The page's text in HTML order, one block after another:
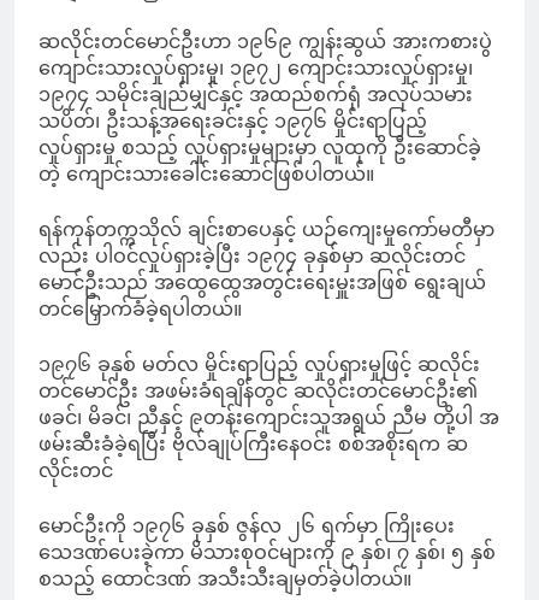
ဆလိုင်းတင်မောင်ဦးဟာ ၁၉၆၉ ကျွန်းဆွယ် အားကစားပွဲ
ကျောင်းသားလှုပ်ရှားမှု၊ ၁၉၇၂ ကျောင်းသားလှုပ်ရှားမှု၊
၁၉၇၄ သမိုင်းချည်မျှင်နှင့် အထည်စက်ရုံ အလုပ်သမား
သပိတ်၊ ဦးသန့်အရေးခင်းနှင့် ၁၉၇၆ မှိုင်းရာပြည့်
လှုပ်ရှားမှု စသည့် လှုပ်ရှားမှုများမှာ လူထုကို ဦးဆောင်ခဲ့
တဲ့ ကျောင်းသားခေါင်းဆောင်ဖြစ်ပါတယ်။
ရန်ကုန်တက္ကသိုလ် ချင်းစာပေနှင့် ယဉ်ကျေးမှုကော်မတီမှာ
လည်း ပါဝင်လှုပ်ရှားခဲ့ပြီး ၁၉၇၄ ခုနှစ်မှာ ဆလိုင်းတင်
မောင်ဦးသည် အထွေထွေအတွင်းရေးမှူးအဖြစ် ရွေးချယ်
တင်‌မြှောက်ခံခဲ့ရပါတယ်။
၁၉၇၆ ခုနှစ် မတ်လ မှိုင်းရာပြည့် လှုပ်ရှားမှုဖြင့် ဆလိုင်း
တင်မောင်ဦး အဖမ်းခံရချိန်တွင် ဆလိုင်းတင်မောင်ဦး၏
ဖခင်၊ မိခင်၊ ညီနှင့် ၉တန်းကျောင်းသူအရွယ် ညီမ တို့ပါ အ
ဖမ်းဆီးခံခဲ့ရပြီး ဗိုလ်ချုပ်ကြီးနေဝင်း စစ်အစိုးရက ဆ
လိုင်းတင်
မောင်ဦးကို ၁၉၇၆ ခုနှစ် ဇွန်လ ၂၆ ရက်မှာ ကြိုးပေး
သေဒဏ်ပေးခဲ့ကာ မိသားစုဝင်များကို ၉ နှစ်၊ ၇ နှစ်၊ ၅ နှစ်
စသည့် ထောင်ဒဏ် အသီးသီးချမှတ်ခဲ့ပါတယ်။